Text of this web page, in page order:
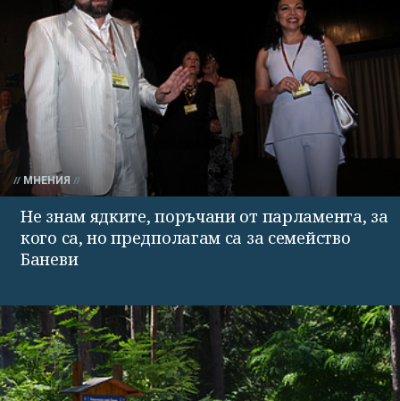
МНЕНИЯ
Не знам ядките, поръчани от парламента, за
кого са, но предполагам са за семейство
Баневи